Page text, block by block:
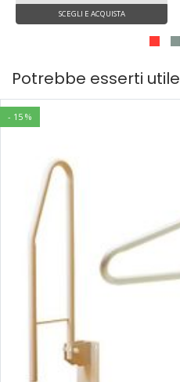
SCEGLI E ACQUISTA
Potrebbe esserti utile
- 15 %